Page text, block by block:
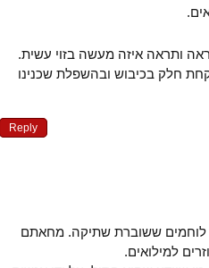
ותראה איזה מעשה בזוי עשית.
חלק בכיבוש ובהשפלת שכנינו
Reply
לוחמים ששוברת שתיקה. מחאתם
למילואים.